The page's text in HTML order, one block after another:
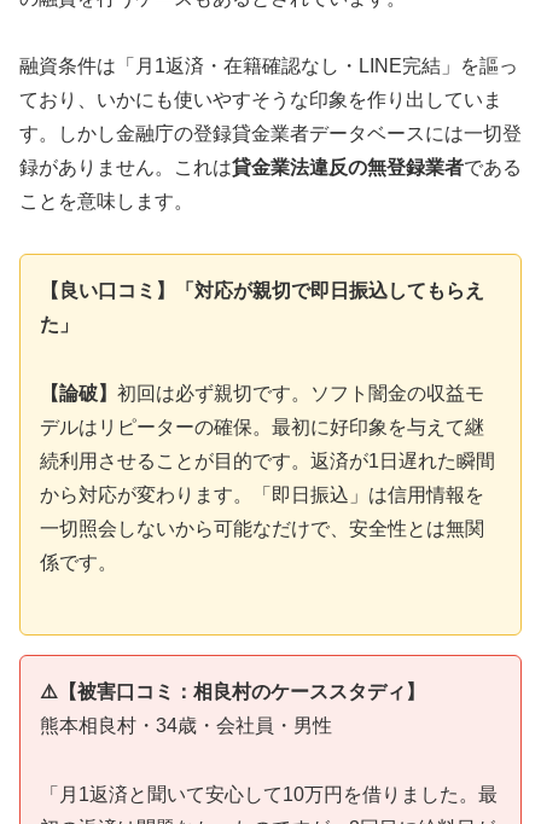
融資条件は「月1返済・在籍確認なし・LINE完結」を謳っ
ており、いかにも使いやすそうな印象を作り出していま
す。しかし金融庁の登録貸金業者データベースには一切登
録がありません。これは貸金業法違反の無登録業者である
ことを意味します。
【良い口コミ】「対応が親切で即日振込してもらえ
た」
【論破】 初回は必ず親切です。ソフト闇金の収益モ
デルはリピーターの確保。最初に好印象を与えて継
続利用させることが目的です。返済が1日遅れた瞬間
から対応が変わります。「即日振込」は信用情報を
一切照会しないから可能なだけで、安全性とは無関
係です。
⚠️【被害口コミ：相良村のケーススタディ】
熊本相良村・34歳・会社員・男性
「月1返済と聞いて安心して10万円を借りました。最